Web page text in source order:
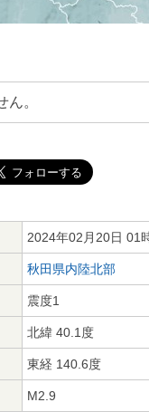
。
2024年02月20日 01
秋田県内陸北部
震度1
北緯 40.1度
東経 140.6度
M2.9